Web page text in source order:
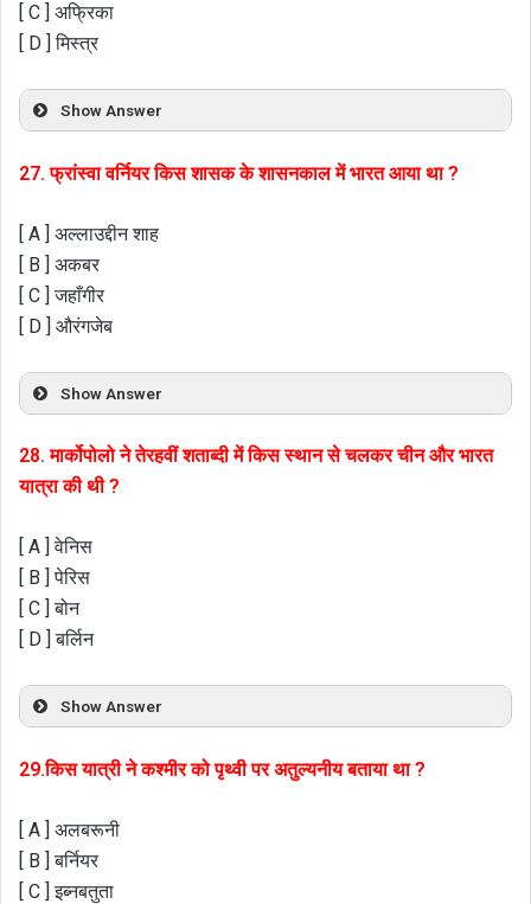
[ C ] अफ्रिका
[ D ] मिस्त्र
Show Answer
27. फ्रांस्वा वर्नियर किस शासक के शासनकाल में भारत आया था ?
[ A ] अल्लाउद्दीन शाह
[ B ] अकबर
[ C ] जहाँगीर
[ D ] औरंगजेब
Show Answer
28. मार्कोपोलो ने तेरहवीं शताब्दी में किस स्थान से चलकर चीन और भारत
यात्रा की थी ?
[ A ] वेनिस
[ B ] पेरिस
[ C ] बोन
[ D ] बर्लिन
Show Answer
29.किस यात्री ने कश्मीर को पृथ्वी पर अतुल्यनीय बताया था ?
[ A ] अलबरूनी
[ B ] बर्नियर
[ C ] इब्नबतुता